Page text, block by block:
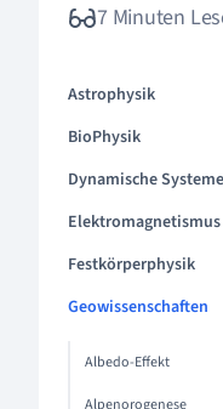
7 Minuten
Astrophysik
BioPhysik
Dynamische
Festkörperphysik
Geowissenschaften
Albedo-Effekt
Alpenorogenese